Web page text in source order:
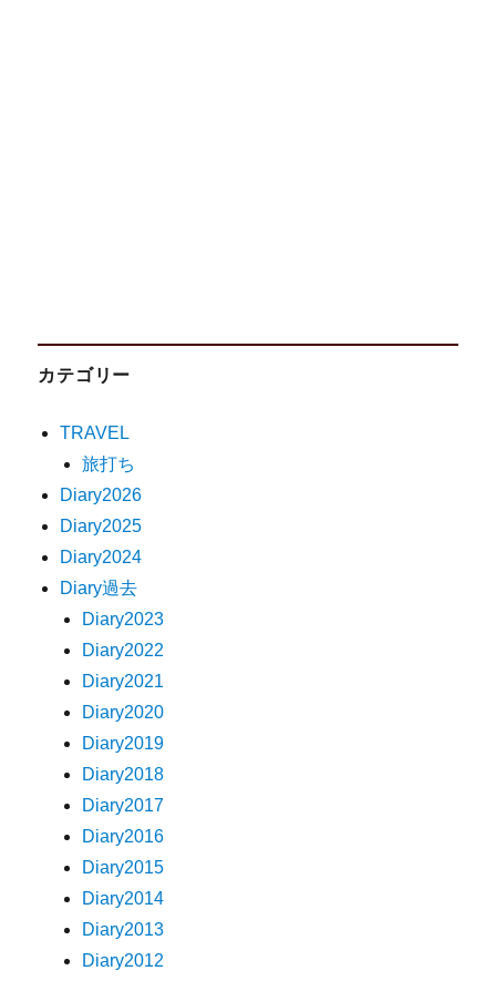
カテゴリー
TRAVEL
旅打ち
Diary2026
Diary2025
Diary2024
Diary過去
Diary2023
Diary2022
Diary2021
Diary2020
Diary2019
Diary2018
Diary2017
Diary2016
Diary2015
Diary2014
Diary2013
Diary2012